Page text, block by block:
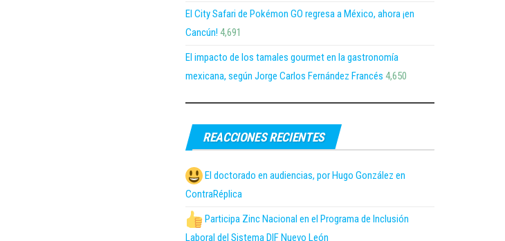
El City Safari de Pokémon GO regresa a México, ahora ¡en
Cancún! 4,691
El impacto de los tamales gourmet en la gastronomía
mexicana, según Jorge Carlos Fernández Francés 4,650
REACCIONES RECIENTES
El doctorado en audiencias, por Hugo González en
ContraRéplica
Participa Zinc Nacional en el Programa de Inclusión
Laboral del Sistema DIF Nuevo León